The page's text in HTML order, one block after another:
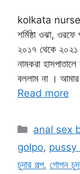
kolkata nurse
শর্মিষ্ঠা ওঝা,
২০১৭ থেকে ২০২১
নামকরা
বললাম না । আমার
Read more
anal sex
golpo, pussy
চুদার গল্প, গোপন